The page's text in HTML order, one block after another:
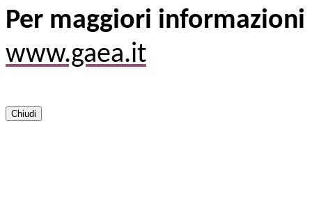
Per maggiori informazioni
www.gaea.it
Chiudi